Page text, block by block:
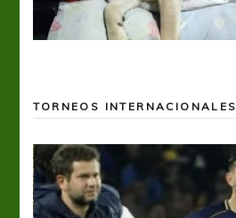
TORNEOS INTERNACIONALES